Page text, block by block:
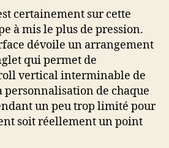
certainement sur cette
à mis le plus de pression.
dévoile un arrangement
qui permet de
vertical interminable de
personnalisation de chaque
un peu trop limité pour
soit réellement un point